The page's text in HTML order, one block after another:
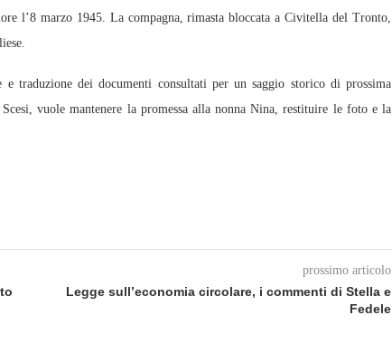
l’8 marzo 1945. La compagna, rimasta bloccata a Civitella del Tronto,
traduzione dei documenti consultati per un saggio storico di prossima
vuole mantenere la promessa alla nonna Nina, restituire le foto e la
prossimo articolo
Legge sull’economia circolare, i commenti di Stella e
Fedele